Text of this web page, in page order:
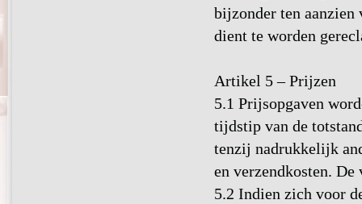
bijzonder ten
dient te worden
Artikel 5 – Prijzen
5.1 Prijsopgaven
tijdstip van de
tenzij nadrukkelijk
en verzendkosten.
5.2 Indien zich voor